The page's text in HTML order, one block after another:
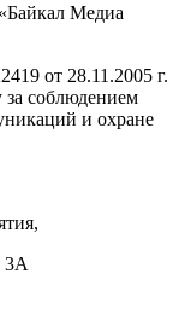
Медиа
от 28.11.2005 г.
соблюдением
и охране
3А